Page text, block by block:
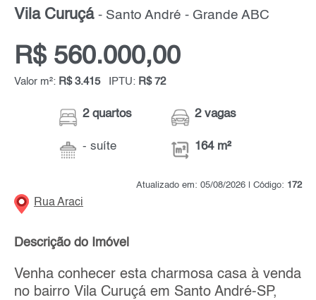
Vila Curuçá - Santo André - Grande ABC
R$ 560.000,00
Valor m²: R$ 3.415 IPTU: R$ 72
2 quartos
- suíte
2 vagas
164 m²
Atualizado em: 05/08/2026 | Código: 172
Rua Araci
Descrição do Imóvel
Venha conhecer esta charmosa casa à venda
no bairro Vila Curuçá em Santo André-SP,